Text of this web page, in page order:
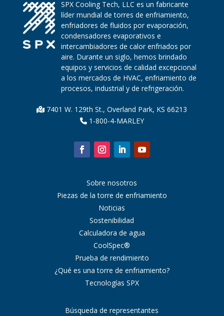
SPX Cooling Tech, LLC es un fabricante
líder mundial de torres de enfriamiento,
enfriadores de fluidos por evaporación,
condensadores evaporativos e
intercambiadores de calor enfriados por
aire. Durante un siglo, hemos brindado
equipos y servicios de calidad excepcional
a los mercados de HVAC, enfriamiento de
procesos, industrial y de refrigeración.
7401 W. 129th St., Overland Park, KS 66213
1-800-4-MARLEY
Sobre nosotros
Piezas de la torre de enfriamiento
Noticias
Sostenibilidad
Calculadora de agua
CoolSpec®
Prueba de rendimiento
¿Qué es una torre de enfriamiento?
Tecnologías SPX
Búsqueda de representantes